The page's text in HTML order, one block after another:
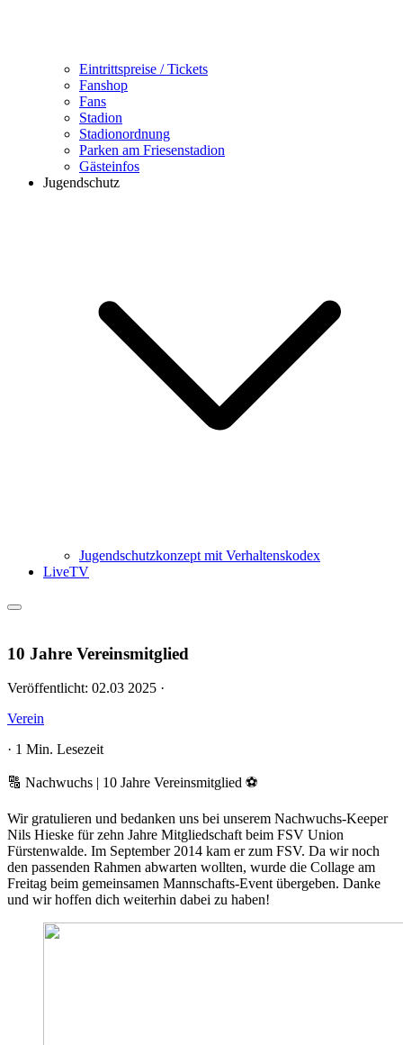
Eintrittspreise / Tickets
Fanshop
Fans
Stadion
Stadionordnung
Parken am Friesenstadion
Gästeinfos
Jugendschutz
Jugendschutzkonzept mit Verhaltenskodex
LiveTV
10 Jahre Vereinsmitglied
Veröffentlicht: 02.03 2025 ·
Verein
· 1 Min. Lesezeit
🔠 Nachwuchs | 10 Jahre Vereinsmitglied ⚽️
Wir gratulieren und bedanken uns bei unserem Nachwuchs-Keeper
Nils Hieske für zehn Jahre Mitgliedschaft beim FSV Union
Fürstenwalde. Im September 2014 kam er zum FSV. Da wir noch
den passenden Rahmen abwarten wollten, wurde die Collage am
Freitag beim gemeinsamen Mannschafts-Event übergeben. Danke
und wir hoffen dich weiterhin dabei zu haben!